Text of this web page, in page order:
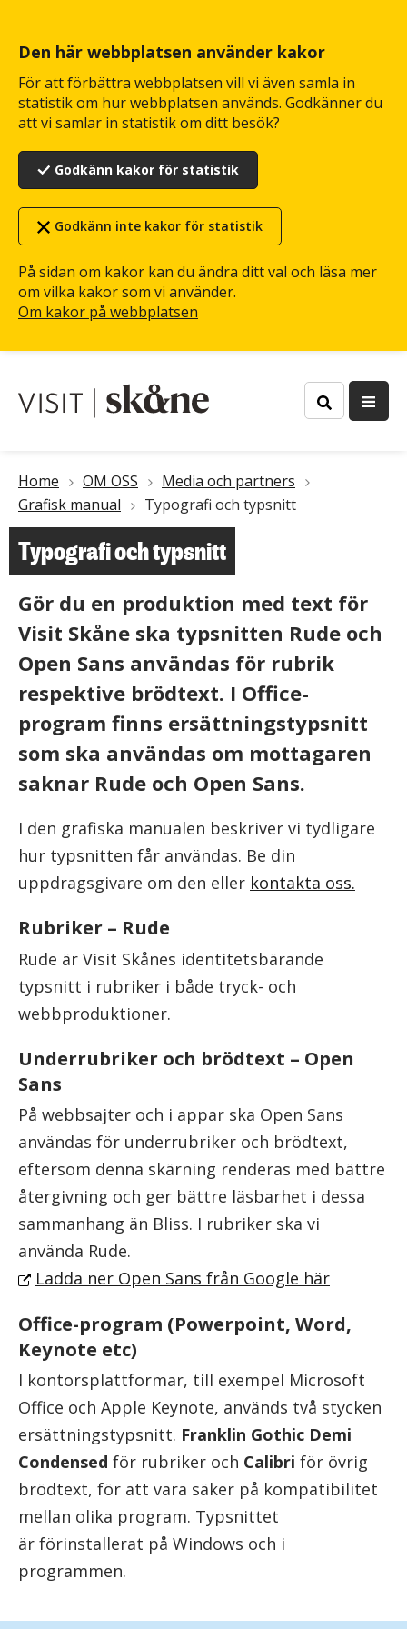
Den här webbplatsen använder kakor
För att förbättra webbplatsen vill vi även samla in
statistik om hur webbplatsen används. Godkänner du
att vi samlar in statistik om ditt besök?
Godkänn kakor för statistik
Godkänn inte kakor för statistik
På sidan om kakor kan du ändra ditt val och läsa mer
om vilka kakor som vi använder.
Om kakor på webbplatsen
huvudinnehåll
Länkstig
Home OM OSS
Media och partners
Grafisk manual
Typografi och typsnitt
Typografi och typsnitt
Gör du en produktion med text för
Visit Skåne ska typsnitten Rude och
Open Sans användas för rubrik
respektive brödtext. I Office-
program finns ersättningstypsnitt
som ska användas om mottagaren
saknar Rude och Open Sans.
I den grafiska manualen beskriver vi tydligare
hur typsnitten får användas. Be din
uppdragsgivare om den eller kontakta oss.
Rubriker – Rude
Rude är Visit Skånes identitetsbärande
typsnitt i rubriker i både tryck- och
webbproduktioner.
Underrubriker och brödtext – Open
Sans
På webbsajter och i appar ska Open Sans
användas för underrubriker och brödtext,
eftersom denna skärning renderas med bättre
återgivning och ger bättre läsbarhet i dessa
sammanhang än Bliss. I rubriker ska vi
använda Rude.
Ladda ner Open Sans från Google här
Office-program (Powerpoint, Word,
Keynote etc)
I kontorsplattformar, till exempel Microsoft
Office och Apple Keynote, används två stycken
ersättningstypsnitt. Franklin Gothic Demi
Condensed för rubriker och Calibri för övrig
brödtext, för att vara säker på kompatibilitet
mellan olika program. Typsnittet
är förinstallerat på Windows och i
programmen.